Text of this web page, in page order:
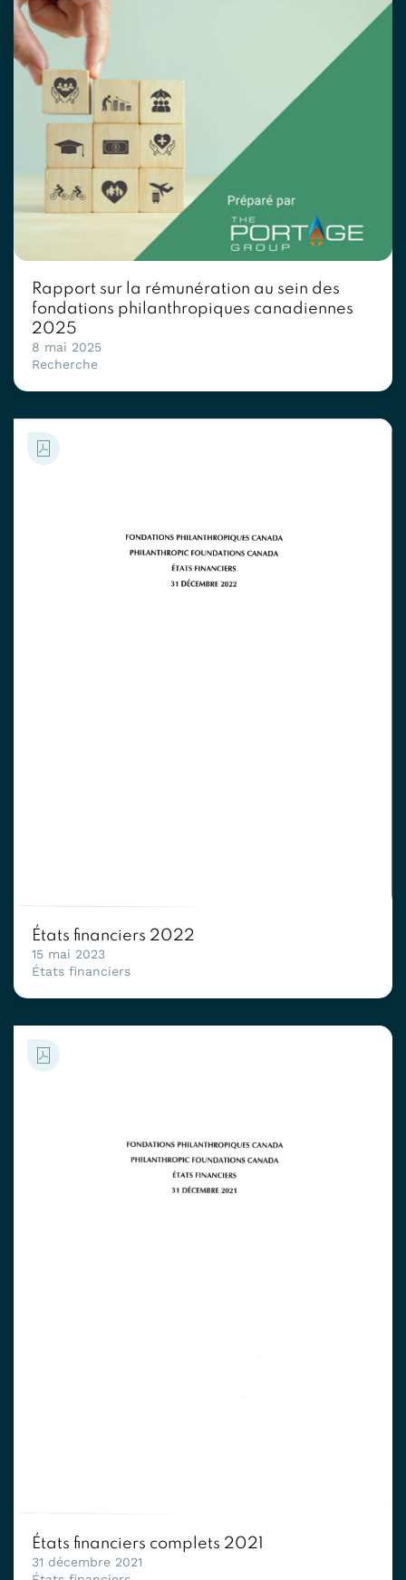
Rapport sur la rémunération au sein des
fondations philanthropiques canadiennes
2025
8 mai 2025
Recherche
États financiers 2022
15 mai 2023
États financiers
États financiers complets 2021
31 décembre 2021